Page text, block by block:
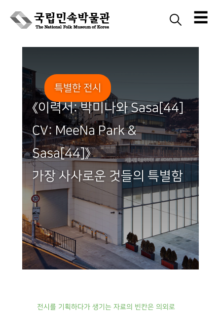
☰
Skip
content
특별한 전시
《이력서: 박미나와 Sasa[44]
CV: MeeNa Park &
Sasa[44]》
가장 사사로운 것들의 특별함
전시를 기획하다가 생기는 자료의 빈칸은 의외로